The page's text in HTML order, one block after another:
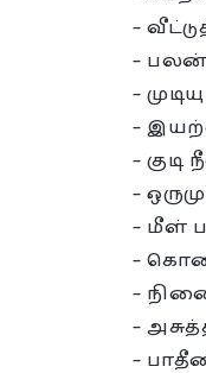
–
–
–
–
–
–
– மீள்
–
–
–
–